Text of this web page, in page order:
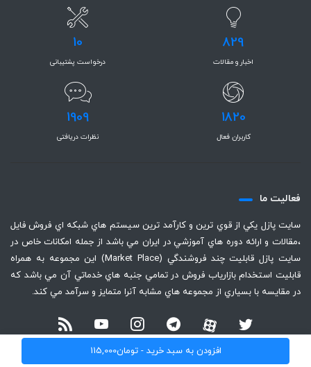
افزودن به سبد خرید -تومان115,000
829
اخبار و مقالات
10
درخواست پشتیبانی
1820
کاربران فعال
1909
نظرات دریافتی
فعاليت ما
سايت پازل يكي از قوي ترين و كارآمد ترين سيستم هاي شبكه اي فروش فايل
،‌مقالات و ارائه دوره هاي آموزشي در ايران مي باشد از جمله امكانات خاص در
سايت پازل قابليت چند فروشندگي (Market Place) اين مجموعه به همراه
قابليت استخدام بازارياب فروش در تمامي جنبه هاي خدماتي آن مي باشد كه
در مقايسه با بسياري از مجموعه هاي مشابه آنرا متمايز و سرآمد مي كند.